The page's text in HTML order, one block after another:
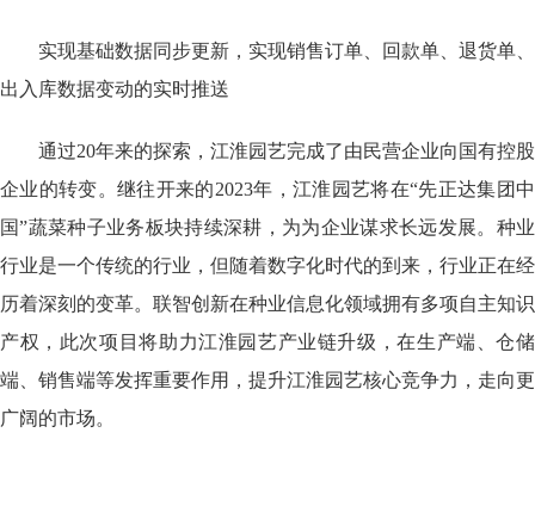
实现基础数据同步更新，实现销售订单、回款单、退货单、
出入库数据变动的实时推送
通过20年来的探索，江淮园艺完成了由民营企业向国有控股
企业的转变。继往开来的2023年，江淮园艺将在“先正达集团中
国”蔬菜种子业务板块持续深耕，为为企业谋求长远发展。种业
行业是一个传统的行业，但随着数字化时代的到来，行业正在经
历着深刻的变革。联智创新在种业信息化领域拥有多项自主知识
产权，此次项目将助力江淮园艺产业链升级，在生产端、仓储
端、销售端等发挥重要作用，提升江淮园艺核心竞争力，走向更
广阔的市场。